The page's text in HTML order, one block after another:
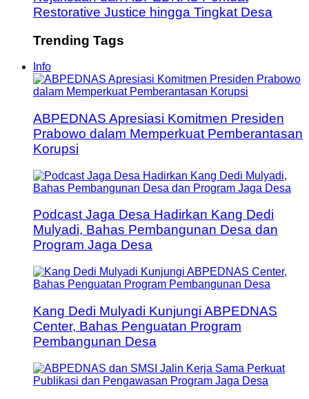
Restorative Justice hingga Tingkat Desa
Trending Tags
Info
ABPEDNAS Apresiasi Komitmen Presiden
Prabowo dalam Memperkuat Pemberantasan
Korupsi
Podcast Jaga Desa Hadirkan Kang Dedi
Mulyadi, Bahas Pembangunan Desa dan
Program Jaga Desa
Kang Dedi Mulyadi Kunjungi ABPEDNAS
Center, Bahas Penguatan Program
Pembangunan Desa